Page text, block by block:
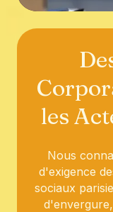
les
Nous
d'exigence
sociaux